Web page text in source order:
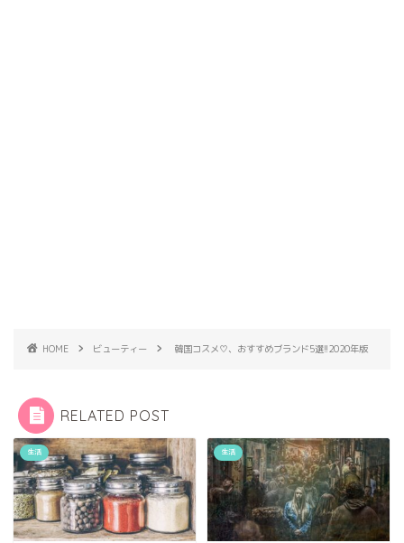
HOME ビューティー 韓国コスメ♡、おすすめブランド5選!!2020年版
RELATED POST
生活 生活